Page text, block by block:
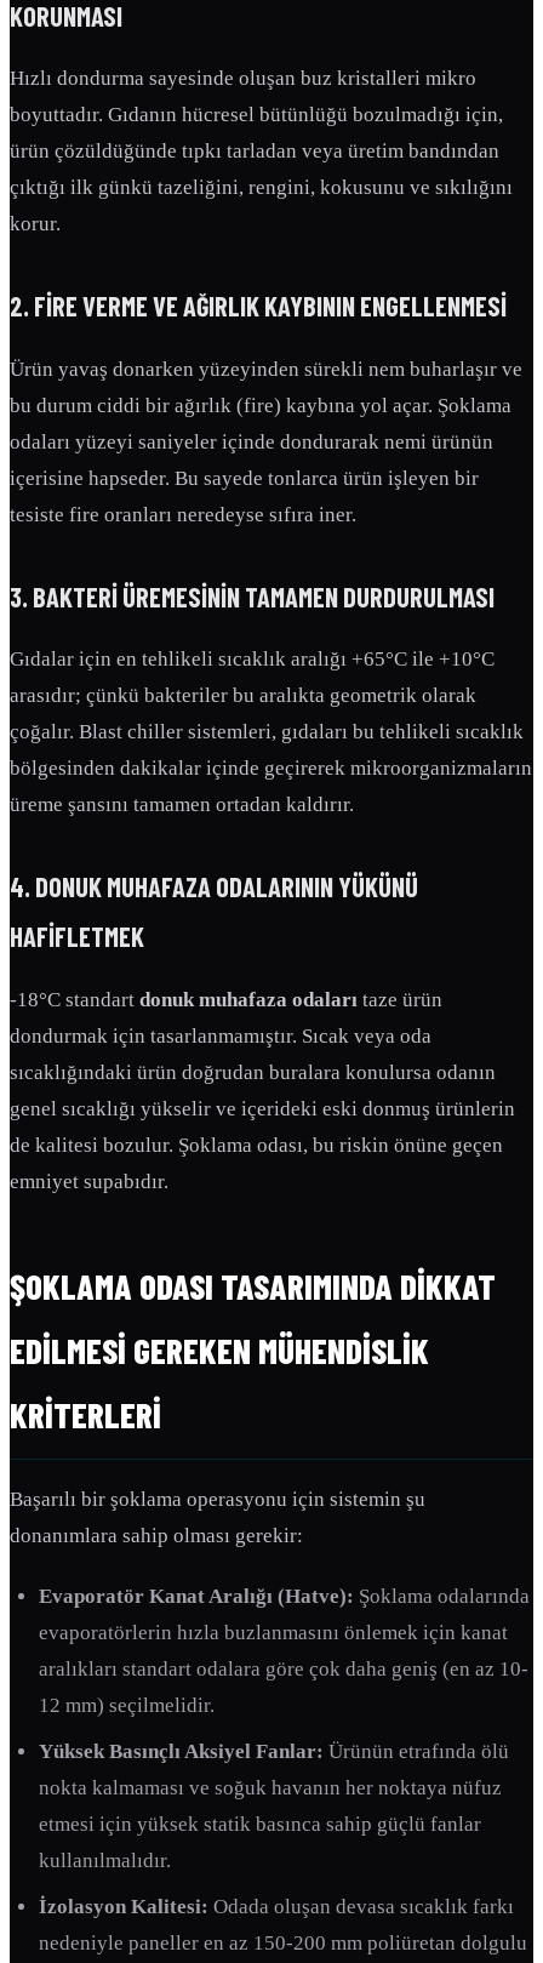
KORUNMASI
Hızlı dondurma sayesinde oluşan buz kristalleri mikro
boyuttadır. Gıdanın hücresel bütünlüğü bozulmadığı için,
ürün çözüldüğünde tıpkı tarladan veya üretim bandından
çıktığı ilk günkü tazeliğini, rengini, kokusunu ve sıkılığını
korur.
2. FIRE VERME VE AĞIRLIK KAYBININ ENGELLENMESI
Ürün yavaş donarken yüzeyinden sürekli nem buharlaşır ve
bu durum ciddi bir ağırlık (fire) kaybına yol açar. Şoklama
odaları yüzeyi saniyeler içinde dondurarak nemi ürünün
içerisine hapseder. Bu sayede tonlarca ürün işleyen bir
tesiste fire oranları neredeyse sıfıra iner.
3. BAKTERI ÜREMESININ TAMAMEN DURDURULMASI
Gıdalar için en tehlikeli sıcaklık aralığı +65°C ile +10°C
arasıdır; çünkü bakteriler bu aralıkta geometrik olarak
çoğalır. Blast chiller sistemleri, gıdaları bu tehlikeli sıcaklık
bölgesinden dakikalar içinde geçirerek mikroorganizmaların
üreme şansını tamamen ortadan kaldırır.
4. DONUK MUHAFAZA ODALARININ YÜKÜNÜ
HAFIFLETMEK
-18°C standart donuk muhafaza odaları taze ürün
dondurmak için tasarlanmamıştır. Sıcak veya oda
sıcaklığındaki ürün doğrudan buralara konulursa odanın
genel sıcaklığı yükselir ve içerideki eski donmuş ürünlerin
de kalitesi bozulur. Şoklama odası, bu riskin önüne geçen
emniyet supabıdır.
ŞOKLAMA ODASI TASARIMINDA DIKKAT
EDILMESI GEREKEN MÜHENDISLIK
KRITERLERI
Başarılı bir şoklama operasyonu için sistemin şu
donanımlara sahip olması gerekir:
Evaporatör Kanat Aralığı (Hatve): Şoklama odalarında
evaporatörlerin hızla buzlanmasını önlemek için kanat
aralıkları standart odalara göre çok daha geniş (en az 10-
12 mm) seçilmelidir.
Yüksek Basınçlı Aksiyel Fanlar: Ürünün etrafında ölü
nokta kalmaması ve soğuk havanın her noktaya nüfuz
etmesi için yüksek statik basınca sahip güçlü fanlar
kullanılmalıdır.
İzolasyon Kalitesi: Odada oluşan devasa sıcaklık farkı
nedeniyle paneller en az 150-200 mm poliüretan dolgulu